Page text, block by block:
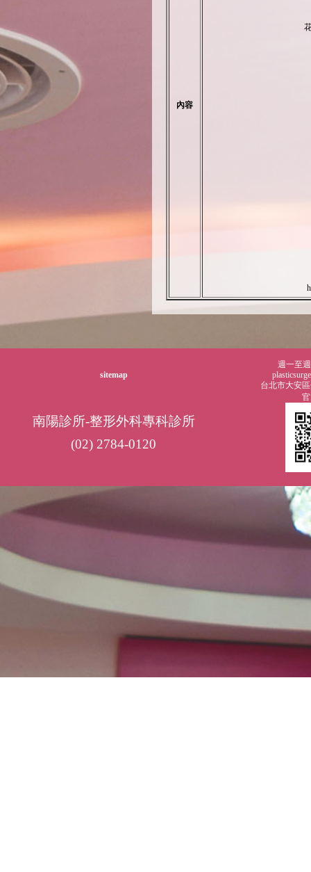
內容
sitemap
週一至
台北市大安
南陽診所-整形外科專科診所
(02) 2784-0120